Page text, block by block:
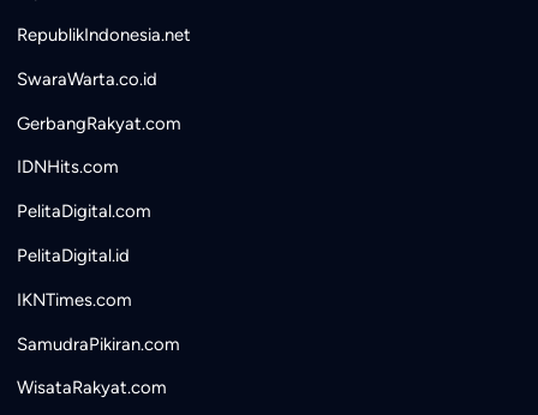
RepublikIndonesia.net
SwaraWarta.co.id
GerbangRakyat.com
IDNHits.com
PelitaDigital.com
PelitaDigital.id
IKNTimes.com
SamudraPikiran.com
WisataRakyat.com